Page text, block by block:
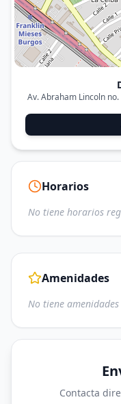
Av. Abraham Lincoln
Horarios
No tiene horarios
Amenidades
No tiene
Contacta